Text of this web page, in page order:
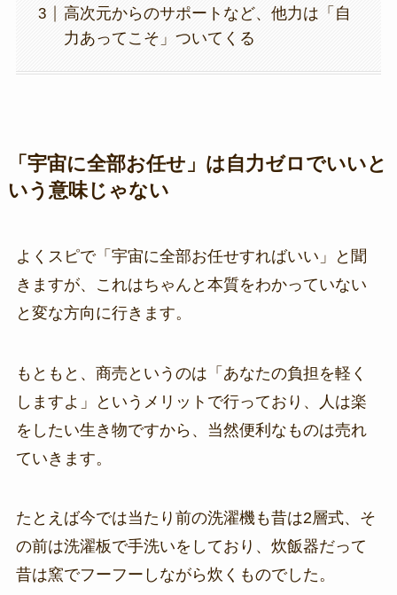
高次元からのサポートなど、他力は「自
力あってこそ」ついてくる
「宇宙に全部お任せ」は自力ゼロでいいと
いう意味じゃない
よくスピで「宇宙に全部お任せすればいい」と聞
きますが、これはちゃんと本質をわかっていない
と変な方向に行きます。
もともと、商売というのは「あなたの負担を軽く
しますよ」というメリットで行っており、人は楽
をしたい生き物ですから、当然便利なものは売れ
ていきます。
たとえば今では当たり前の洗濯機も昔は2層式、そ
の前は洗濯板で手洗いをしており、炊飯器だって
昔は窯でフーフーしながら炊くものでした。